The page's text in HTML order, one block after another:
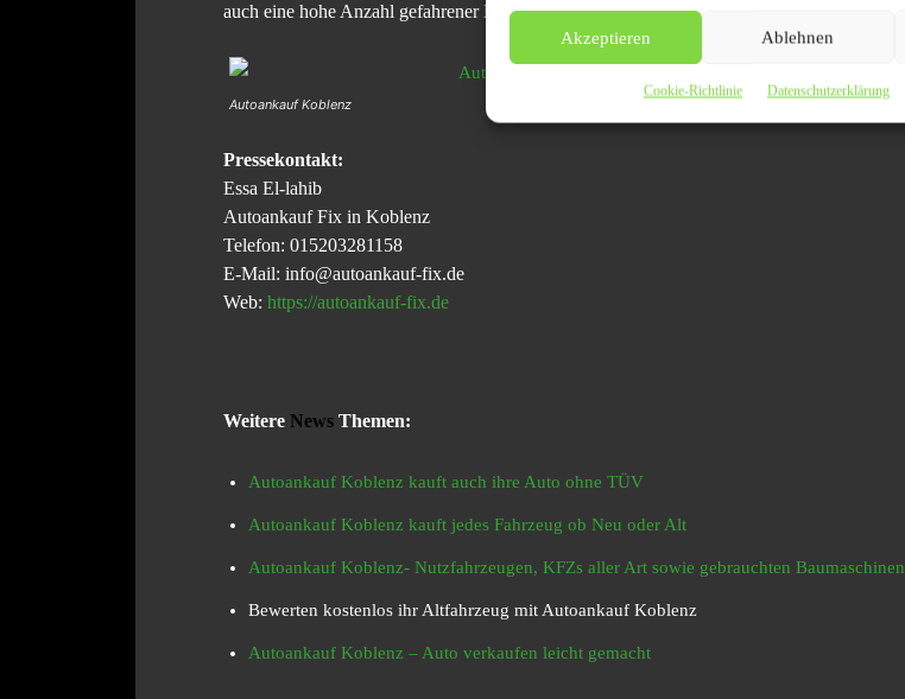
Akzeptieren Ablehnen
Cookie-Richtlinie Datenschutzerklärung
auch eine hohe Anzahl gefahrener Kilometer kein Hindernis darstellt.
Autoankauf Koblenz
Pressekontakt:
Essa El-lahib
Autoankauf Fix in Koblenz
Telefon: 015203281158
E-Mail: info@autoankauf-fix.de
Web: https://autoankauf-fix.de
Weitere News Themen:
Autoankauf Koblenz kauft auch ihre Auto ohne TÜV
Autoankauf Koblenz kauft jedes Fahrzeug ob Neu oder Alt
Autoankauf Koblenz- Nutzfahrzeugen, KFZs aller Art sowie gebrauchten Baumaschinen
Bewerten kostenlos ihr Altfahrzeug mit Autoankauf Koblenz
Autoankauf Koblenz – Auto verkaufen leicht gemacht